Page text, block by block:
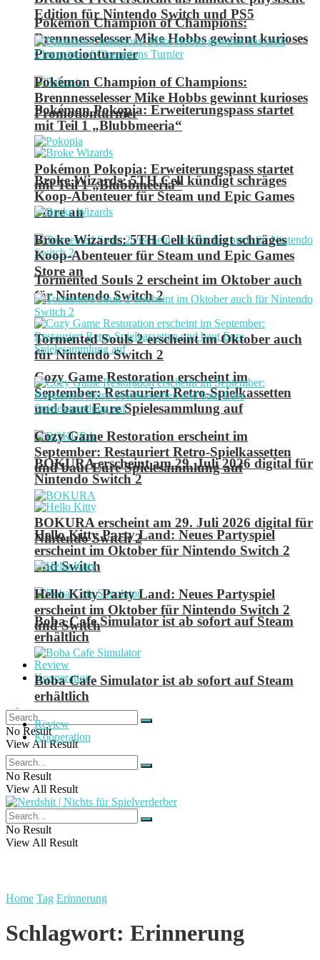
Pokémon Champion of Champions:
Brennnesselesser Mike Hobbs gewinnt kurioses
Promotionturnier
Pokémon Pokopia: Erweiterungspass startet
mit Teil 1 „Blubbmeeria“
Broke Wizards: 5TH Cell kündigt schräges
Koop-Abenteuer für Steam und Epic Games
Store an
Tormented Souls 2 erscheint im Oktober auch
für Nintendo Switch 2
Cozy Game Restoration erscheint im
September: Restauriert Retro-Spielkassetten
und baut Eure Spielesammlung auf
BOKURA erscheint am 29. Juli 2026 digital für
Nintendo Switch 2
Hello Kitty Party Land: Neues Partyspiel
erscheint im Oktober für Nintendo Switch 2
und Switch
Boba Cafe Simulator ist ab sofort auf Steam
erhältlich
Review
Kooperation
No Result
View All Result
Edition für Nintendo Switch und PS5
Pokémon Champion of Champions:
Brennnesselesser Mike Hobbs gewinnt kurioses
Promotionturnier
Pokémon Pokopia: Erweiterungspass startet
mit Teil 1 „Blubbmeeria“
Broke Wizards: 5TH Cell kündigt schräges
Koop-Abenteuer für Steam und Epic Games
Store an
Tormented Souls 2 erscheint im Oktober auch
für Nintendo Switch 2
Cozy Game Restoration erscheint im
September: Restauriert Retro-Spielkassetten
und baut Eure Spielesammlung auf
BOKURA erscheint am 29. Juli 2026 digital für
Nintendo Switch 2
Hello Kitty Party Land: Neues Partyspiel
erscheint im Oktober für Nintendo Switch 2
und Switch
Boba Cafe Simulator ist ab sofort auf Steam
erhältlich
Review
Kooperation
No Result
View All Result
No Result
View All Result
Home Tag Erinnerung
Schlagwort: Erinnerung